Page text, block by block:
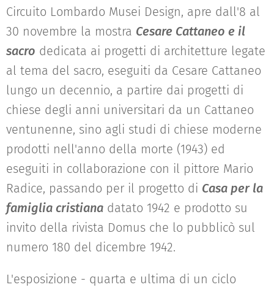
Circuito Lombardo Musei Design, apre dall'8 al
30 novembre la mostra Cesare Cattaneo e il
sacro dedicata ai progetti di architetture legate
al tema del sacro, eseguiti da Cesare Cattaneo
lungo un decennio, a partire dai progetti di
chiese degli anni universitari da un Cattaneo
ventunenne, sino agli studi di chiese moderne
prodotti nell'anno della morte (1943) ed
eseguiti in collaborazione con il pittore Mario
Radice, passando per il progetto di Casa per la
famiglia cristiana datato 1942 e prodotto su
invito della rivista Domus che lo pubblicò sul
numero 180 del dicembre 1942.
L'esposizione - quarta e ultima di un ciclo